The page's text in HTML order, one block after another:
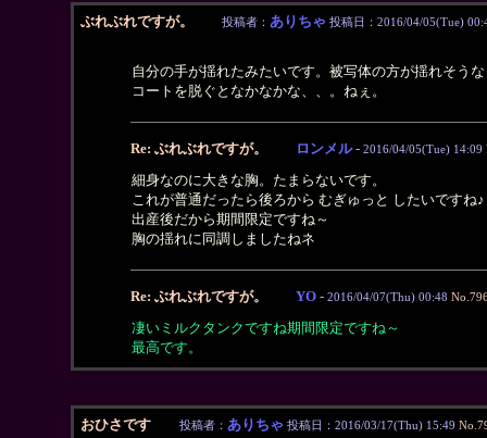
ぶれぶれですが。 投稿者： ありちゃ 投稿日：2016/04/05(Tue)
自分の手が揺れたみたいです。被写体の方が揺れそう
コートを脱ぐとなかなかな、、。ねぇ。
Re: ぶれぶれですが。 ロンメル- 2016/04/05(Tue) 14:09
細身なのに大きな胸。たまらないです。
これが普通だったら後ろから むぎゅっと したいですね♪
出産後だから期間限定ですね～
胸の揺れに同調しましたねネ
Re: ぶれぶれですが。 YO - 2016/04/07(Thu) 00:48
凄いミルクタンクですね期間限定ですね～
最高です。
おひさです 投稿者： ありちゃ 投稿日：2016/03/17(Thu) 15:49